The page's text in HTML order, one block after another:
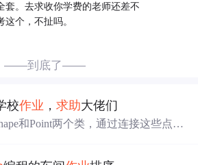
套。去求收你学费的老师还差不
个，不扯吗。
——到底了——
校作业 ，求助大佬们
和Point两个类，通过连接这些点形